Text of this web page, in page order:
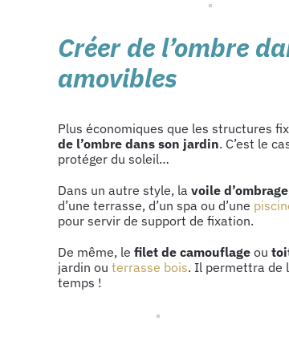
Créer de l’ombre
amovibles
Plus économiques que les structures
de l’ombre dans son jardin. C’est le
protéger du soleil…
Dans un autre style, la voile d’ombrage
d’une terrasse, d’un spa ou d’une
pour servir de support de fixation.
De même, le filet de camouflage ou
jardin ou terrasse bois. Il permettra de
temps !